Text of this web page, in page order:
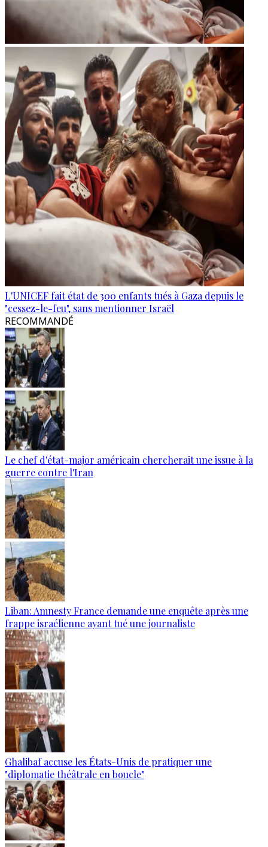
L'UNICEF fait état de 300 enfants tués à Gaza depuis le
"cessez-le-feu", sans mentionner Israël
RECOMMANDÉ
Le chef d'état-major américain chercherait une issue à la
guerre contre l'Iran
Liban: Amnesty France demande une enquête après une
frappe israélienne ayant tué une journaliste
Ghalibaf accuse les États-Unis de pratiquer une
"diplomatie théâtrale en boucle"